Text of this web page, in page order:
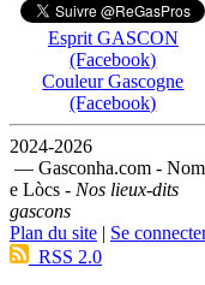
Esprit GASCON
(Facebook)
Couleur Gascogne
(Facebook)
2024-2026
— Gasconha.com -
e Lòcs - Nos lieux-dits
gascons
Plan du site | Se
RSS 2.0